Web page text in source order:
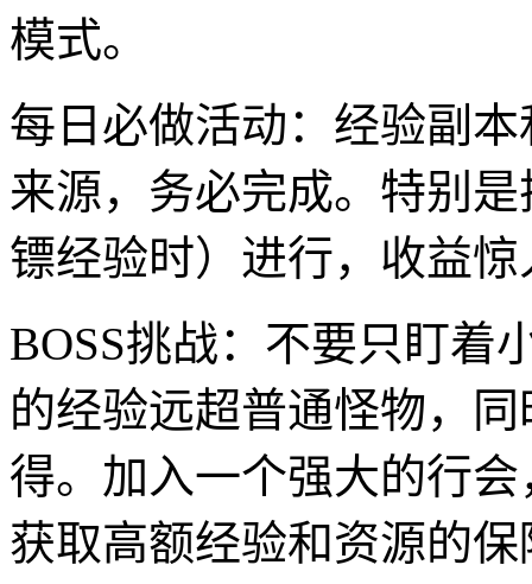
模式。
每日必做活动：经验副
来源，务必完成。特别
镖经验时）进行，收益惊
BOSS挑战：不要只盯着
的经验远超普通怪物，
得。加入一个强大的行
获取高额经验和资源的保